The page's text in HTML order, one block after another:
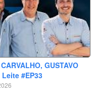
GUSTAVO
#EP33